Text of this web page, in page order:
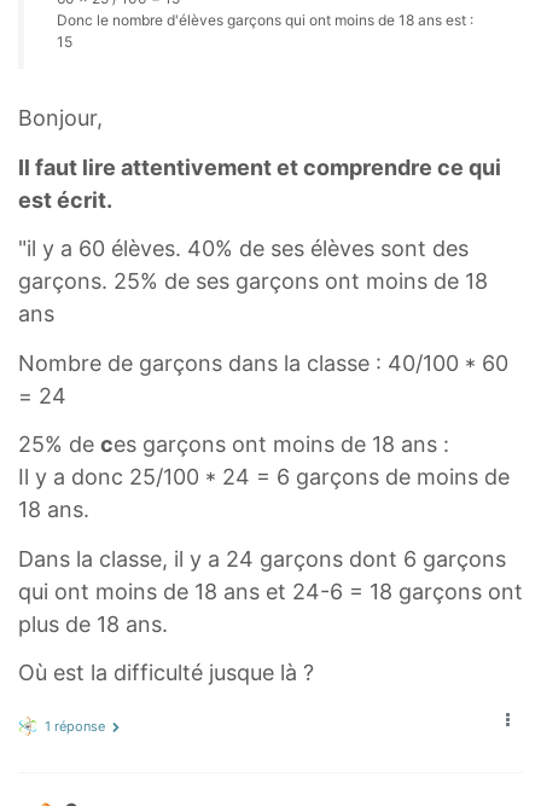
Donc le nombre d'élèves garçons qui ont moins de 18 ans est :
15
Bonjour,
Il faut lire attentivement et comprendre ce qui
est écrit.
"il y a 60 élèves. 40% de ses élèves sont des
garçons. 25% de ses garçons ont moins de 18
ans
Nombre de garçons dans la classe : 40/100 * 60
= 24
25% de ces garçons ont moins de 18 ans :
Il y a donc 25/100 * 24 = 6 garçons de moins de
18 ans.
Dans la classe, il y a 24 garçons dont 6 garçons
qui ont moins de 18 ans et 24-6 = 18 garçons ont
plus de 18 ans.
Où est la difficulté jusque là ?
1 réponse